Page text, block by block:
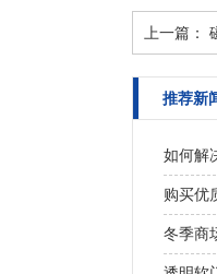
上一篇：
推荐新
如何解
购买优
冬季商